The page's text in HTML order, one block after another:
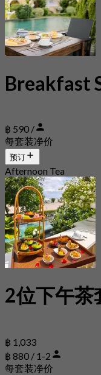
Breakfast
฿ 590 /
每套装净价
预订
Afternoon Tea
2位下午茶
฿ 1,033
฿ 880 / 1-2
每套装净价